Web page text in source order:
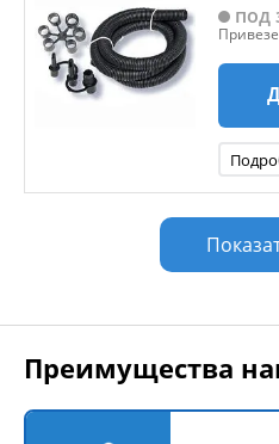
под
Преимущества